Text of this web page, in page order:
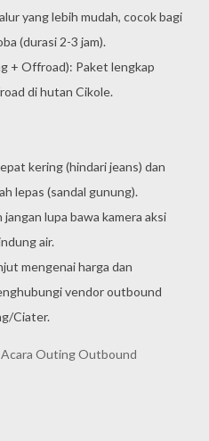
yang lebih mudah, cocok bagi
(durasi 2-3 jam).
+ Offroad): Paket lengkap
di hutan Cikole.
kering (hindari jeans) dan
lepas (sandal gunung).
lupa bawa kamera aksi
air.
mengenai harga dan
vendor outbound
Ciater.
Outing Outbound